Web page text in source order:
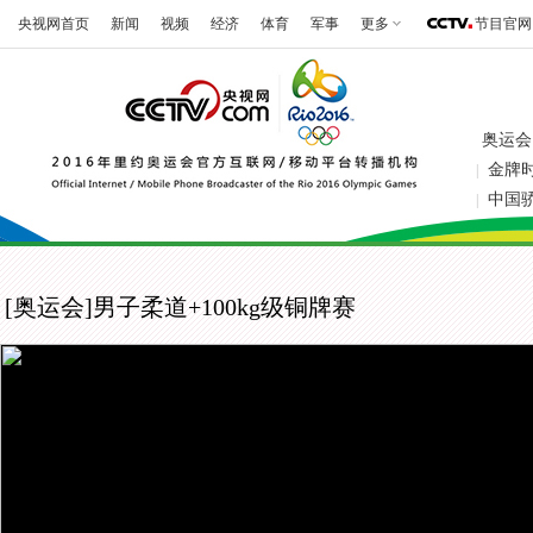
央视网首页 新闻 视频 经济 体育 军事 更多 节目官网
奥运会
金牌
中国
[奥运会]男子柔道+100kg级铜牌赛